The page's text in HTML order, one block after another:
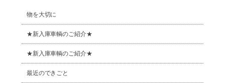
物を大切に
★新入庫車輌のご紹介★
★新入庫車輌のご紹介★
最近のできごと